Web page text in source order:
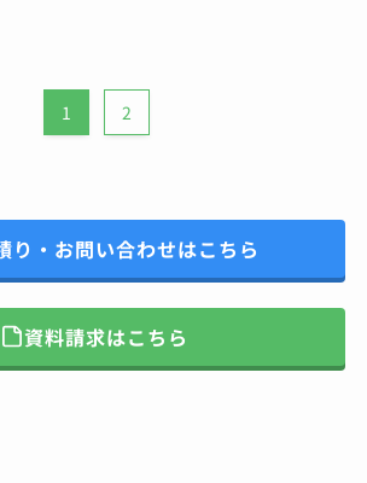
1 2
り・お問い合わせはこちら
資料請求はこちら